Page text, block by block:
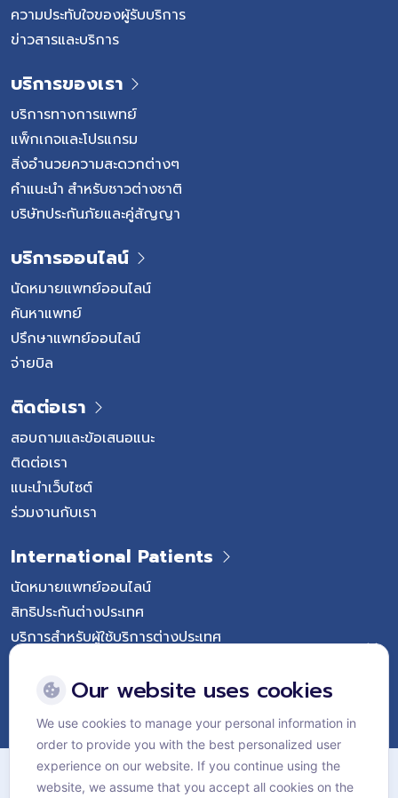
ความประทับใจของผู้รับบริการ
ข่าวสารและบริการ
บริการของเรา
บริการทางการแพทย์
แพ็กเกจและโปรแกรม
สิ่งอำนวยความสะดวกต่างๆ
คำแนะนำ สำหรับชาวต่างชาติ
บริษัทประกันภัยและคู่สัญญา
บริการออนไลน์
นัดหมายแพทย์ออนไลน์
ค้นหาแพทย์
ปรึกษาแพทย์ออนไลน์
จ่ายบิล
ติดต่อเรา
สอบถามและข้อเสนอแนะ
ติดต่อเรา
แนะนำเว็บไซต์
ร่วมงานกับเรา
International Patients
นัดหมายแพทย์ออนไลน์
สิทธิประกันต่างประเทศ
บริการสำหรับผู้ใช้บริการต่างประเทศ
Follow Vejthani International Hospital
แผนผังเว็บไซต์
นโยบายส่วนบุคคล
Our website uses cookies
We use cookies to manage your personal information in
order to provide you with the best personalized user
experience on our website. If you continue using the
website, we assume that you accept all cookies on the